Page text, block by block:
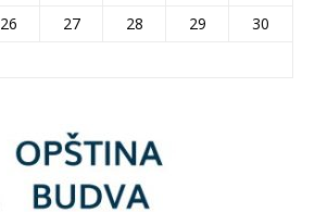
26 27 28 29
30